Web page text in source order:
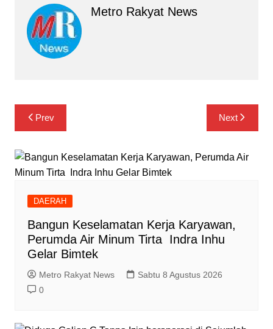
Metro Rakyat News
Navigasi
pos
Prev Next
DAERAH
Bangun Keselamatan Kerja Karyawan,
Perumda Air Minum Tirta Indra Inhu
Gelar Bimtek
Metro Rakyat News
Sabtu 8 Agustus 2026
0